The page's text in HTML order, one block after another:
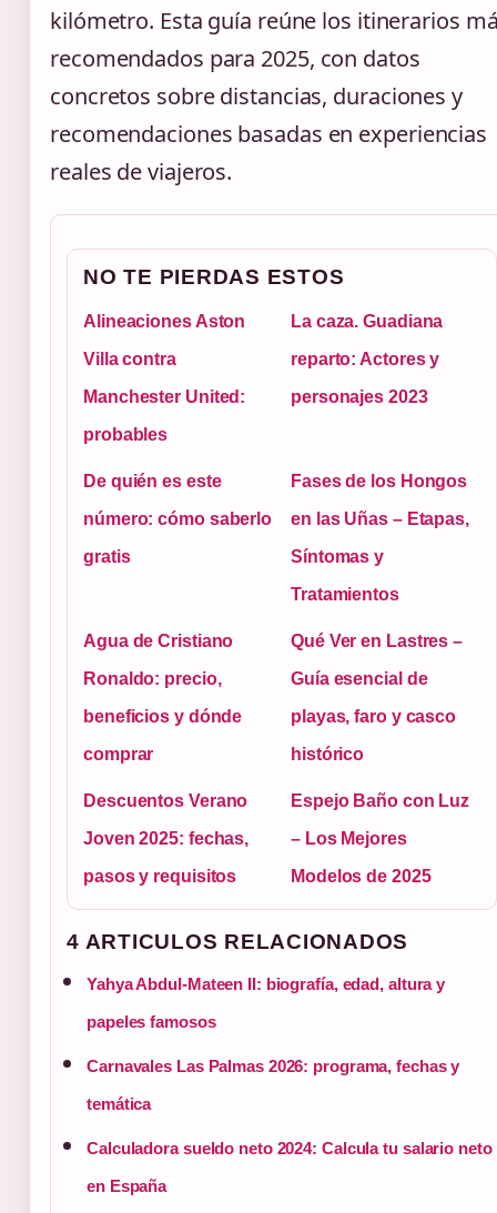
kilómetro. Esta guía reúne los itinerarios
recomendados para 2025, con datos
concretos sobre distancias, duraciones y
recomendaciones basadas en experiencias
reales de viajeros.
NO TE PIERDAS ESTOS
Alineaciones Aston
Villa contra
Manchester United:
probables
La caza. Guadiana
reparto: Actores y
personajes 2023
De quién es este
número: cómo saberlo
gratis
Fases de los Hongos
en las Uñas – Etapas,
Síntomas y
Tratamientos
Agua de Cristiano
Ronaldo: precio,
beneficios y dónde
comprar
Qué Ver en Lastres –
Guía esencial de
playas, faro y casco
histórico
Descuentos Verano
Joven 2025: fechas,
pasos y requisitos
Espejo Baño con Luz
– Los Mejores
Modelos de 2025
4 ARTICULOS RELACIONADOS
Yahya Abdul-Mateen II: biografía, edad, altura y
papeles famosos
Carnavales Las Palmas 2026: programa, fechas y
temática
Calculadora sueldo neto 2024: Calcula tu salario neto
en España